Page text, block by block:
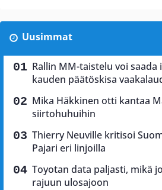
Uusimmat
Rallin MM-taistelu voi saada
kauden päätöskisa
Mika Häkkinen otti kantaa
siirtohuhuihin
Thierry Neuville kritisoi
Pajari eri linjoilla
Toyotan data paljasti, mikä
rajuun ulosajoon